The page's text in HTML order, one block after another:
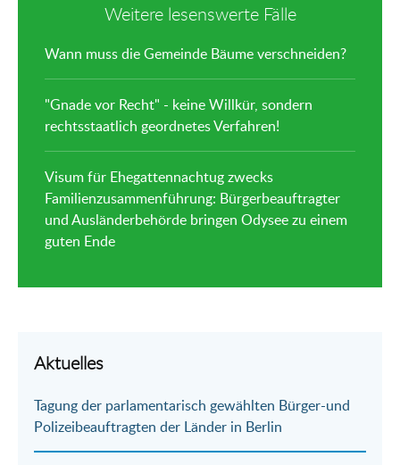
Weitere lesenswerte Fälle
Wann muss die Gemeinde Bäume verschneiden?
"Gnade vor Recht" - keine Willkür, sondern
rechtsstaatlich geordnetes Verfahren!
Visum für Ehegattennachtug zwecks
Familienzusammenführung: Bürgerbeauftragter
und Ausländerbehörde bringen Odysee zu einem
guten Ende
Aktuelles
Tagung der parlamentarisch gewählten Bürger-und
Polizeibeauftragten der Länder in Berlin